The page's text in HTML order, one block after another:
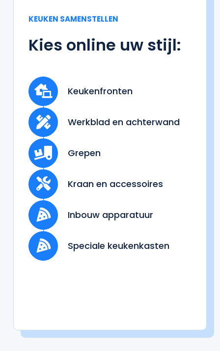
KEUKEN SAMENSTELLEN
Kies online uw stijl:
Keukenfronten
Werkblad en achterwand
Grepen
Kraan en accessoires
Inbouw apparatuur
Speciale keukenkasten